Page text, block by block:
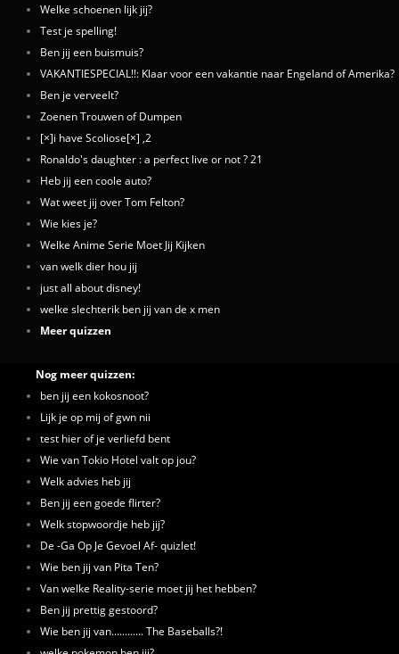
Welke schoenen lijk jij?
Test je spelling!
Ben jij een buismuis?
VAKANTIESPECIAL!!: Klaar voor een vakantie naar Engeland of Amerika?
Ben je verveelt?
Zoenen Trouwen of Dumpen
[×]i have Scoliose[×] ,2
Ronaldo's daughter : a perfect live or not ? 21
Heb jij een coole auto?
Wat weet jij over Tom Felton?
Wie kies je?
Welke Anime Serie Moet Jij Kijken
van welk dier hou jij
just all about disney!
welke slechterik ben jij van de x men
Meer quizzen
Nog meer quizzen:
ben jij een kokosnoot?
Lijk je op mij of gwn nii
test hier of je verliefd bent
Wie van Tokio Hotel valt op jou?
Welk advies heb jij
Ben jij een goede flirter?
Welk stopwoordje heb jij?
De -Ga Op Je Gevoel Af- quizlet!
Wie ben jij van Pita Ten?
Van welke Reality-serie moet jij het hebben?
Ben jij prettig gestoord?
Wie ben jij van............ The Baseballs?!